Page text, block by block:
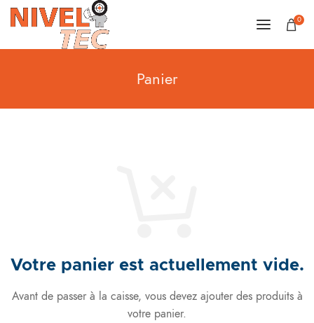
0
Panier
Votre panier est actuellement vide.
Avant de passer à la caisse, vous devez ajouter des produits à
votre panier.